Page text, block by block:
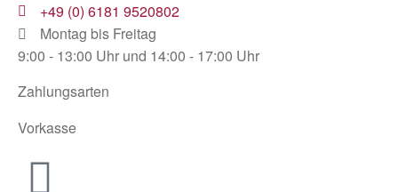
+49 (0) 6181 9520802
Montag bis Freitag
9:00 - 13:00 Uhr und 14:00 - 17:00 Uhr
Zahlungsarten
Vorkasse